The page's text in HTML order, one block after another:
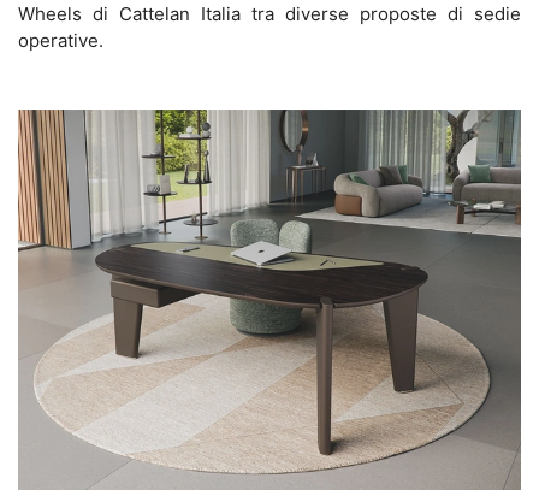
Wheels di Cattelan Italia tra diverse proposte di sedie
operative.